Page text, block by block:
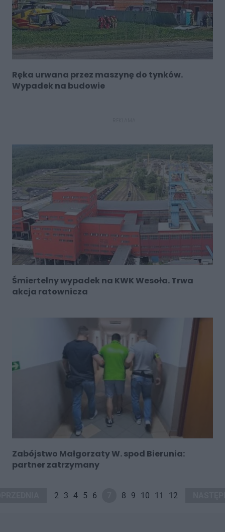
Ręka urwana przez maszynę do tynków.
Wypadek na budowie
Śmiertelny wypadek na KWK Wesoła. Trwa
akcja ratownicza
Zabójstwo Małgorzaty W. spod Bierunia:
partner zatrzymany
2 3 4 5 6 8 9 10 11 12